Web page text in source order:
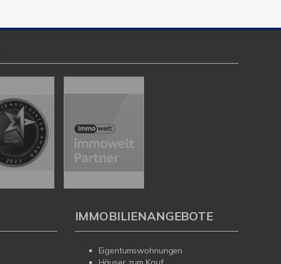
IMMOBILIENANGEBOTE
Eigentumswohnungen